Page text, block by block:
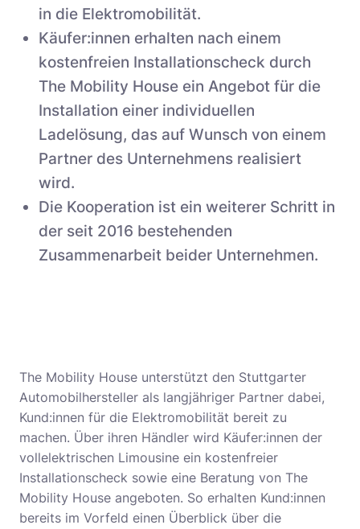
in die Elektromobilität.
Käufer:innen erhalten nach einem
kostenfreien Installationscheck durch
The Mobility House ein Angebot für die
Installation einer individuellen
Ladelösung, das auf Wunsch von einem
Partner des Unternehmens realisiert
wird.
Die Kooperation ist ein weiterer Schritt in
der seit 2016 bestehenden
Zusammenarbeit beider Unternehmen.
The Mobility House unterstützt den Stuttgarter
Automobilhersteller als langjähriger Partner dabei,
Kund:innen für die Elektromobilität bereit zu
machen. Über ihren Händler wird Käufer:innen der
vollelektrischen Limousine ein kostenfreier
Installationscheck sowie eine Beratung von The
Mobility House angeboten. So erhalten Kund:innen
bereits im Vorfeld einen Überblick über die